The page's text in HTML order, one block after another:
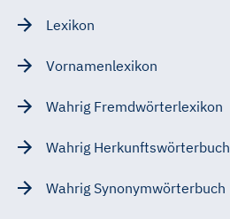
Lexikon
Vornamenlexikon
Wahrig Fremdwörterlexikon
Wahrig Herkunftswörterbuch
Wahrig Synonymwörterbuch